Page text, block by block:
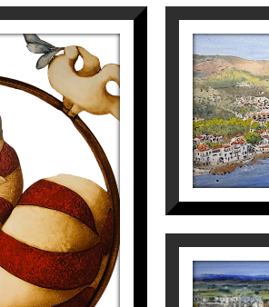
VISTA
Maite